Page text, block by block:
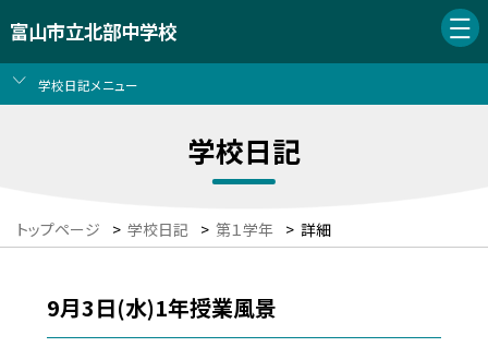
富山市立北部中学校
学校日記メニュー
学校日記
トップページ > 学校日記 > 第１学年 > 詳細
9月3日(水)1年授業風景